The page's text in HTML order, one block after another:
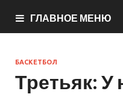
ГЛАВНОЕ МЕНЮ
БАСКЕТБОЛ
Третьяк: У